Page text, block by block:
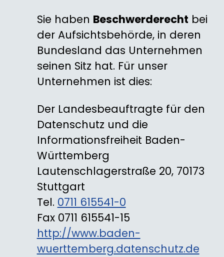
Sie haben Beschwerderecht bei
der Aufsichtsbehörde, in deren
Bundesland das Unternehmen
seinen Sitz hat. Für unser
Unternehmen ist dies:
Der Landesbeauftragte für den
Datenschutz und die
Informationsfreiheit Baden-
Württemberg
Lautenschlagerstraße 20, 70173
Stuttgart
Tel. 0711 615541-0
Fax 0711 615541-15
http://www.baden-
wuerttemberg.datenschutz.de